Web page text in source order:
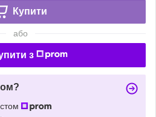
Купити
або
з